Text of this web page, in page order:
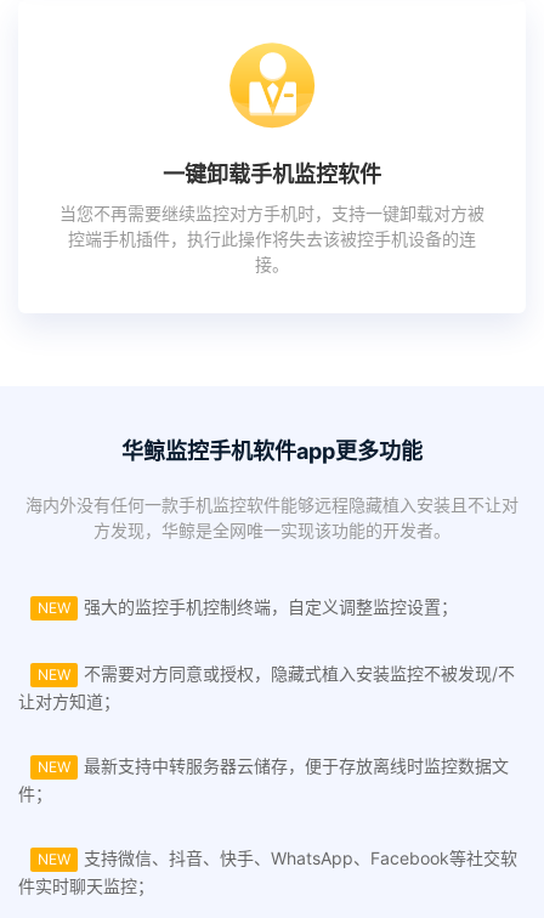
一键卸载手机监控软件
当您不再需要继续监控对方手机时，支持一键卸载对方被
控端手机插件，执行此操作将失去该被控手机设备的连
接。
华鲸监控手机软件app更多功能
海内外没有任何一款手机监控软件能够远程隐藏植入安装且不让对
方发现，华鲸是全网唯一实现该功能的开发者。
NEW 强大的监控手机控制终端，自定义调整监控设置；
NEW
不需要对方同意或授权，隐藏式植入安装监控不被发现/不
让对方知道；
NEW
最新支持中转服务器云储存，便于存放离线时监控数据文
件；
NEW
支持微信、抖音、快手、WhatsApp、Facebook等社交软
件实时聊天监控；